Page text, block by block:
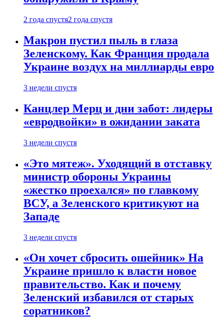
2 года спустя2 года спустя
Макрон пустил пыль в глаза
Зеленскому. Как Франция продала
Украине воздух на миллиарды евро
3 недели спустя
Канцлер Мерц и дни забот: лидеры
«евродвойки» в ожидании заката
3 недели спустя
«Это мятеж». Уходящий в отставку
министр обороны Украины
«жестко проехался» по главкому
ВСУ, а Зеленского критикуют на
Западе
3 недели спустя
«Он хочет сбросить ошейник» На
Украине пришло к власти новое
правительство. Как и почему
Зеленский избавился от старых
соратников?